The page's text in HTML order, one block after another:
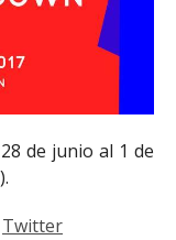
de junio al 1 de
Twitter